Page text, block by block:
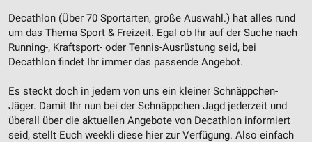
Decathlon (Über 70 Sportarten, große Auswahl.) hat alles rund
um das Thema Sport & Freizeit. Egal ob Ihr auf der Suche nach
Running-, Kraftsport- oder Tennis-Ausrüstung seid, bei
Decathlon findet Ihr immer das passende Angebot.
Es steckt doch in jedem von uns ein kleiner Schnäppchen-
Jäger. Damit Ihr nun bei der Schnäppchen-Jagd jederzeit und
überall über die aktuellen Angebote von Decathlon informiert
seid, stellt Euch weekli diese hier zur Verfügung. Also einfach